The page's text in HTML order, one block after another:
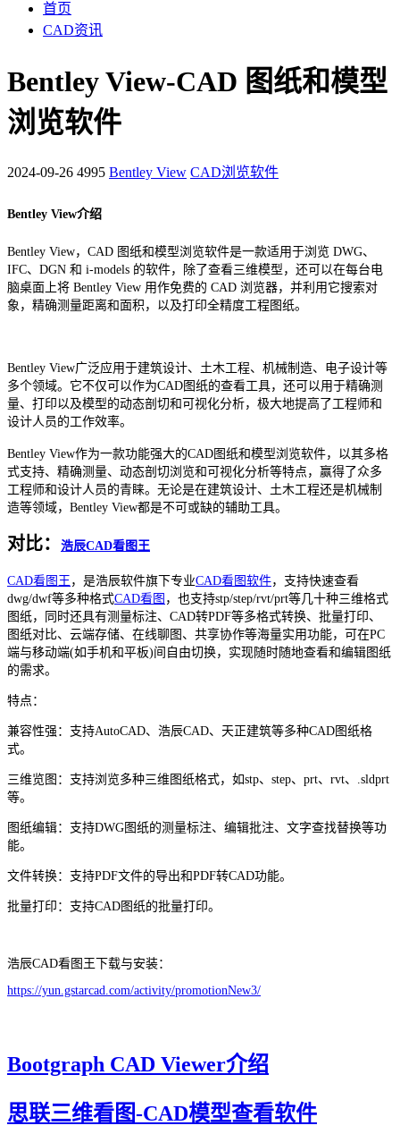
首页
CAD资讯
Bentley View-CAD 图纸和模型
浏览软件
2024-09-26 4995 Bentley View CAD浏览软件
Bentley View介绍
Bentley View，CAD 图纸和模型浏览软件是一款适用于浏览 DWG、
IFC、DGN 和 i-models 的软件，除了查看三维模型，还可以在每台电
脑桌面上将 Bentley View 用作免费的 CAD 浏览器，并利用它搜索对
象，精确测量距离和面积，以及打印全精度工程图纸。
Bentley View广泛应用于建筑设计、土木工程、机械制造、电子设计等
多个领域。它不仅可以作为CAD图纸的查看工具，还可以用于精确测
量、打印以及模型的动态剖切和可视化分析，极大地提高了工程师和
设计人员的工作效率。
Bentley View作为一款功能强大的CAD图纸和模型浏览软件，以其多格
式支持、精确测量、动态剖切浏览和可视化分析等特点，赢得了众多
工程师和设计人员的青睐。无论是在建筑设计、土木工程还是机械制
造等领域，Bentley View都是不可或缺的辅助工具。
对比： 浩辰CAD看图王
CAD看图王 ，是浩辰软件旗下专业CAD看图软件，支持快速查看
dwg/dwf等多种格式CAD看图 ，也支持stp/step/rvt/prt等几十种三维格式
图纸，同时还具有测量标注、CAD转PDF等多格式转换、批量打印、
图纸对比、云端存储、在线聊图、共享协作等海量实用功能，可在PC
端与移动端(如手机和平板)间自由切换，实现随时随地查看和编辑图纸
的需求。
特点：
兼容性强：支持AutoCAD、浩辰CAD、天正建筑等多种CAD图纸格
式。
三维览图：支持浏览多种三维图纸格式，如stp、step、prt、rvt、.sldprt
等。
图纸编辑：支持DWG图纸的测量标注、编辑批注、文字查找替换等功
能。
文件转换：支持PDF文件的导出和PDF转CAD功能。
批量打印：支持CAD图纸的批量打印。
浩辰CAD看图王下载与安装：
https://yun.gstarcad.com/activity/promotionNew3/
Bootgraph CAD Viewer介绍
思联三维看图-CAD模型查看软件